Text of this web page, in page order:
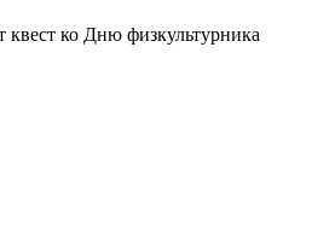
ко Дню физкультурника